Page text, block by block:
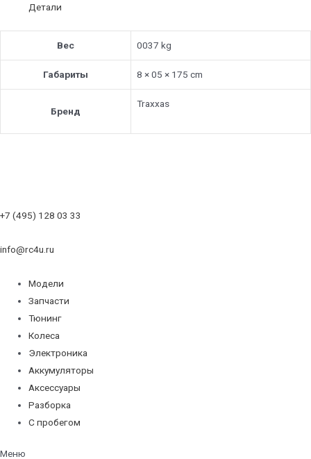
Детали
Вес 0037 kg
Габариты 8 × 05 × 175 cm
Бренд
Traxxas
+7 (495) 128 03 33
info@rc4u.ru
Модели
Запчасти
Тюнинг
Колеса
Электроника
Аккумуляторы
Аксессуары
Разборка
С пробегом
Меню